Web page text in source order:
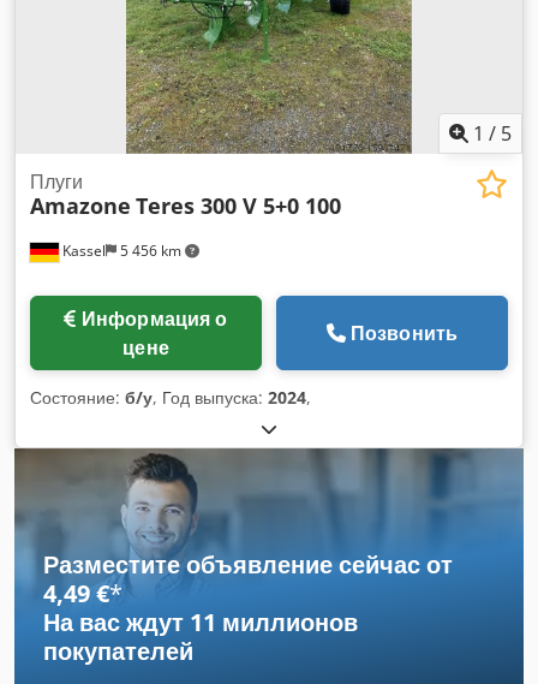
1 / 5
Kassel 5 456 km
Плуги
Amazone Teres 300 V 5+0 100
цене
Позвонить
Состояние: б/у, Год выпуска: 2024,
Разместите объявление сейчас от
4,49 €*
На вас ждут 11 миллионов
покупателей